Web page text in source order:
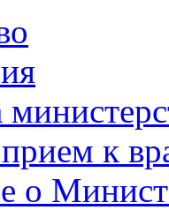
к
о